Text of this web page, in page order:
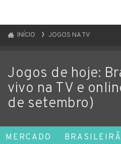
INÍCIO JOGOS NA TV
Jogos de hoje:
vivo na TV e
de setembro)
MERCADO